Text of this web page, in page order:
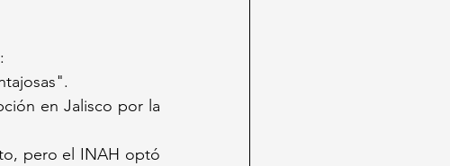
en Jalisco por la
pero el INAH optó